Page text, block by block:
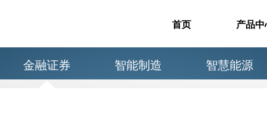
首页 产品中
金融证券 智能制造 智慧能源